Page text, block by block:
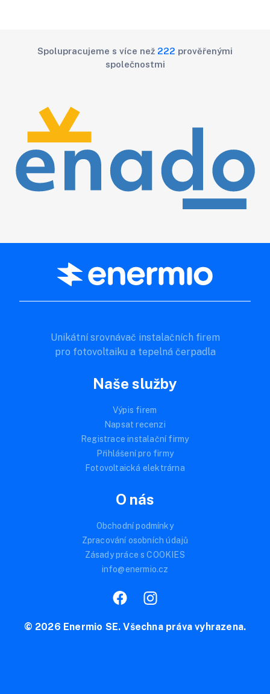
Spolupracujeme s více než 222 prověřenými
společnostmi
Unikátní srovnávač instalačních firem
pro fotovoltaiku a tepelná čerpadla
Naše služby
Výpis firem
Napsat recenzi
Registrace instalační firmy
Přihlášení pro firmy
Fotovoltaická elektrárna
O nás
Obchodní podmínky
Zpracování osobních údajů
Zásady práce s COOKIES
info@enermio.cz
© 2026 Enermio SE. Všechna práva vyhrazena.